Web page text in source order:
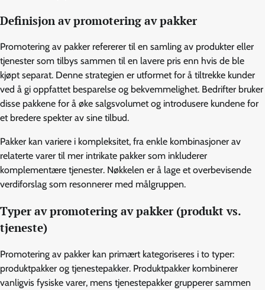
Definisjon av promotering av pakker
Promotering av pakker refererer til en samling av produkter eller
tjenester som tilbys sammen til en lavere pris enn hvis de ble
kjøpt separat. Denne strategien er utformet for å tiltrekke kunder
ved å gi oppfattet besparelse og bekvemmelighet. Bedrifter bruker
disse pakkene for å øke salgsvolumet og introdusere kundene for
et bredere spekter av sine tilbud.
Pakker kan variere i kompleksitet, fra enkle kombinasjoner av
relaterte varer til mer intrikate pakker som inkluderer
komplementære tjenester. Nøkkelen er å lage et overbevisende
verdiforslag som resonnerer med målgruppen.
Typer av promotering av pakker (produkt vs.
tjeneste)
Promotering av pakker kan primært kategoriseres i to typer:
produktpakker og tjenestepakker. Produktpakker kombinerer
vanligvis fysiske varer, mens tjenestepakker grupperer sammen